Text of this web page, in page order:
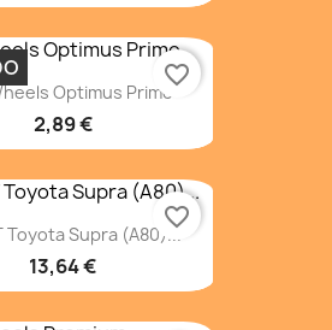
Optimus Prime
2,89 €
favorite_border
Toyota Supra (A80)...
13,64 €
favorite_border